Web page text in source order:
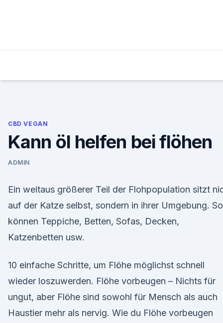
CBD VEGAN
Kann öl helfen bei flöhen
ADMIN
Ein weitaus größerer Teil der Flohpopulation sitzt
auf der Katze selbst, sondern in ihrer Umgebung. So
können Teppiche, Betten, Sofas, Decken,
Katzenbetten usw.
10 einfache Schritte, um Flöhe möglichst schnell
wieder loszuwerden. Flöhe vorbeugen – Nichts für
ungut, aber Flöhe sind sowohl für Mensch als auch
Haustier mehr als nervig. Wie du Flöhe vorbeugen